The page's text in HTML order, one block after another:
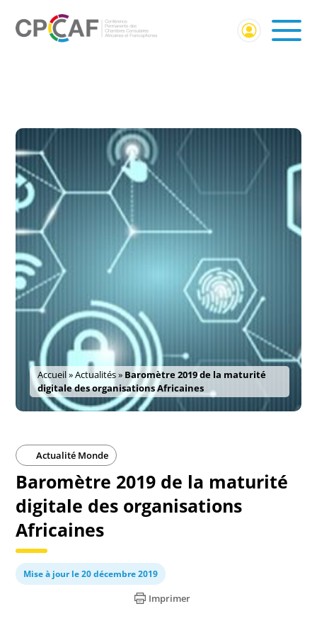
Accueil»Actualités» Baromètre 2019 de la maturité
digitale des organisations Africaines
Actualité Monde
Baromètre 2019 de la maturité
digitale des organisations
Africaines
Mise à jour le 20 décembre 2019
Imprimer